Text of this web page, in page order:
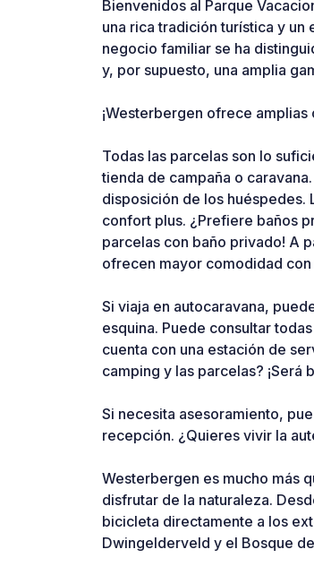
Bienvenidos al Parque
una rica tradición turística y un
negocio familiar se ha
y, por supuesto, una amplia
¡Westerbergen ofrece
Todas las parcelas son lo
tienda de campaña o
disposición de los huéspedes.
confort plus. ¿Prefiere baños
parcelas con baño privado! A
ofrecen mayor comodidad
Si viaja en autocaravana,
esquina. Puede consultar
cuenta con una estación de
camping y las parcelas? ¡Será
Si necesita asesoramiento,
recepción. ¿Quieres vivir la
Westerbergen es mucho más
disfrutar de la naturaleza.
bicicleta directamente a los
Dwingelderveld y el Bosque